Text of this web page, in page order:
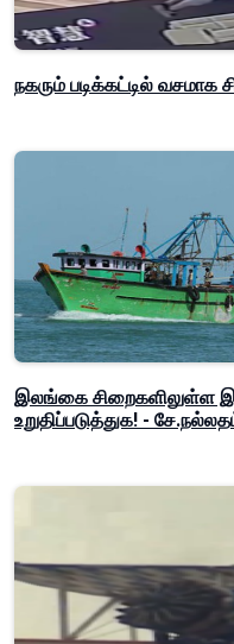
நகரும் படிக்கட்டில் வசமாக
இலங்கை சிறைகளிலுள்ள
உறுதிப்படுத்துக! -